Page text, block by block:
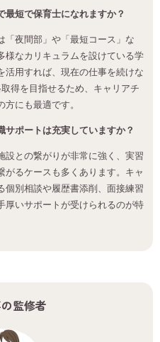
最短で保育士になれますか？
「夜間部」や「最短コース」な
様なカリキュラムを設けている学
活用すれば、現在の仕事を続けな
得を目指せるため、キャリアチ
方にも最適です。
サポートは充実していますか？
設との繋がりが非常に強く、実習
がるケースも多くあります。キャ
個別相談や履歴書添削、面接練習
厚いサポートが受けられるのが特
監修者